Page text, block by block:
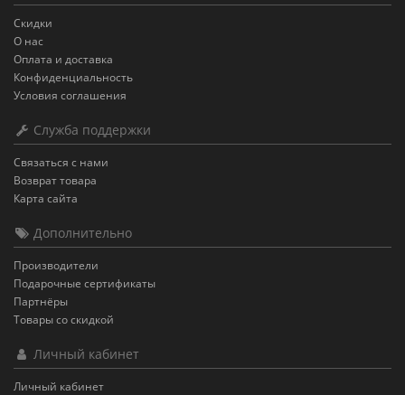
Скидки
О нас
Оплата и доставка
Конфиденциальность
Условия соглашения
Служба поддержки
Связаться с нами
Возврат товара
Карта сайта
Дополнительно
Производители
Подарочные сертификаты
Партнёры
Товары со скидкой
Личный кабинет
Личный кабинет